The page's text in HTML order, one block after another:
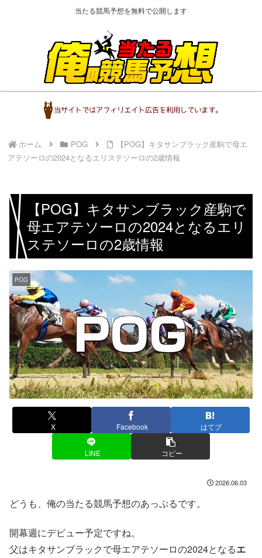
当たる競馬予想を無料で公開します
ホーム POG
【POG】キタサンブラック産駒で母エ
アテソーロの2024となるエリステソーロの2歳情報
【POG】キタサンブラック産駒で
母エアテソーロの2024となるエリ
ステソーロの2歳情報
POG
X Facebook はてブ
LINE コピー
2026.06.03
どうも、俺の当たる競馬予想のあっぷるです。
開幕週にデビュー予定ですね。
父はキタサンブラックで母エアテソーロの2024となるエ